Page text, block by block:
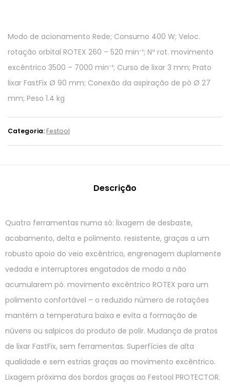
Modo de acionamento Rede; Consumo 400 W; Veloc.
rotação orbital ROTEX 260 – 520 min⁻¹; Nº rot. movimento
excêntrico 3500 – 7000 min⁻¹; Curso de lixar 3 mm; Prato
lixar FastFix Ø 90 mm; Conexão da aspiração de pó Ø 27
mm; Peso 1.4 kg
Categoria: Festool
Descrição
Quatro ferramentas numa só: lixagem de desbaste,
acabamento, delta e polimento. resistente, graças a um
robusto apoio do veio excêntrico, engrenagem duplamente
vedada e interruptores engatados de modo a não
acumularem pó. movimento excêntrico ROTEX para um
polimento confortável – o reduzido número de rotações
mantém a temperatura baixa e evita a formação de
núvens ou salpicos do produto de polir. Mudança de pratos
de lixar FastFix, sem ferramentas. Superfícies de alta
qualidade e sem estrias graças ao movimento excêntrico.
Lixagem próxima dos bordos graças ao Festool PROTECTOR.